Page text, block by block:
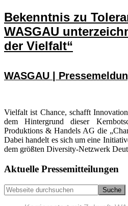
Bekenntnis zu
WASGAU
der Vielfalt“
WASGAU |
Vielfalt ist Chance, schafft
dem Hintergrund dieser
Produktions & Handels AG die
Dabei handelt es sich um eine
dem größten Diversity-Netzwerk
Seitenspalte
Aktuelle Pressemitteilungen
Webseite
durchsuchen